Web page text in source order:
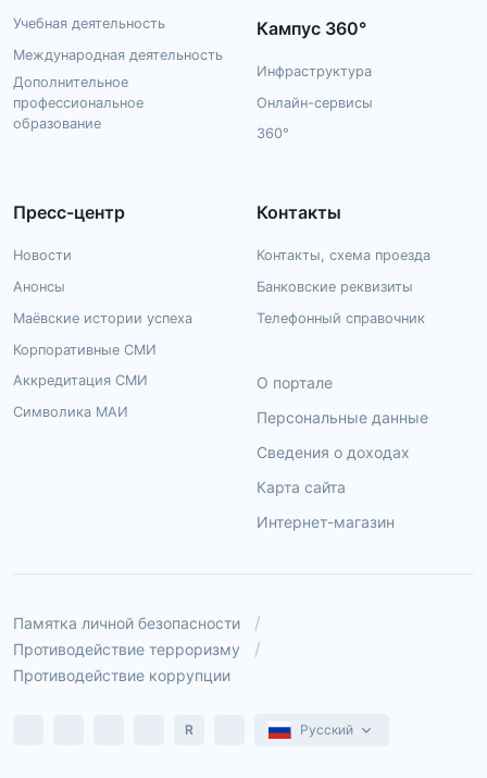
Учебная деятельность
Международная деятельность
Дополнительное
профессиональное
образование
Кампус 360°
Инфраструктура
Онлайн-сервисы
360°
Пресс-центр
Новости
Анонсы
Маёвские истории успеха
Корпоративные СМИ
Аккредитация СМИ
Символика МАИ
Контакты
Контакты, схема проезда
Банковские реквизиты
Телефонный справочник
О портале
Персональные данные
Сведения о доходах
Карта сайта
Интернет-магазин
Памятка личной безопасности
Противодействие терроризму
Противодействие коррупции
R Русский